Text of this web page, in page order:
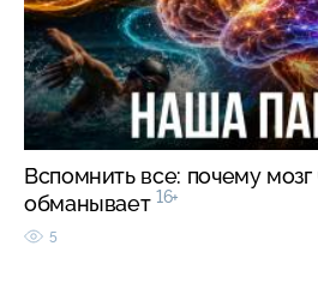
Вспомнить все: почему мозг
обманывает 16+
5